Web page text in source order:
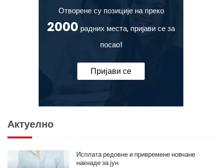
Отворене су позиције на преко
2000 радних места, пријави се за
посао!
Пријави се
Актуелно
Исплата редовне и привремене новчане
накнаде за јун